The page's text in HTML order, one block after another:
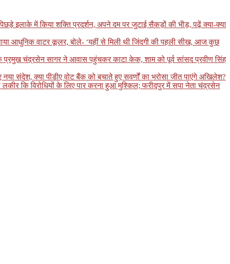
इलाके में किया शक्ति प्रदर्शन, अपने दम पर जुटाई सैकड़ों की भीड़, पढ़ें क्या-क्या
आधुनिक वाटर कूलर, बोले- ‘यहीं से मिली थी जिंदगी की पहली सीख, आज कुछ
प्रमुख चंद्रसेन सागर ने आवास पहुंचकर काटा केक, शाम को पूर्व सांसद प्रवीण सिंह
संदेश, क्या पीडीए वोट बैंक को बचाते हुए सवर्णों का भरोसा जीत पाएंगे अखिलेश?
कि विरोधियों के लिए पार करना हुआ मुश्किल; फरीदपुर में सपा नेता चंद्रसेन